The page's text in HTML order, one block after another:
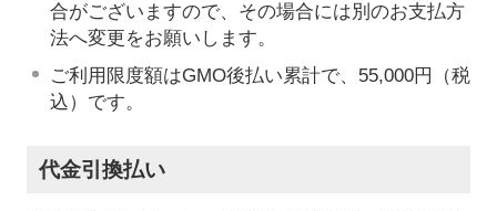
合がございますので、その場合には別のお支払方
法へ変更をお願いします。
ご利用限度額はGMO後払い累計で、55,000円（税
込）です。
代金引換払い